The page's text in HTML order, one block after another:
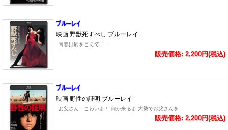
映画 野獣死すべし ブルーレイ
青春は屍をこえて――
販売価格: 2,200円(税込)
映画 野性の証明 ブルーレイ
お父さん、こわいよ！ 何か来るよ 大勢でお父さんを..
販売価格: 2,200円(税込)